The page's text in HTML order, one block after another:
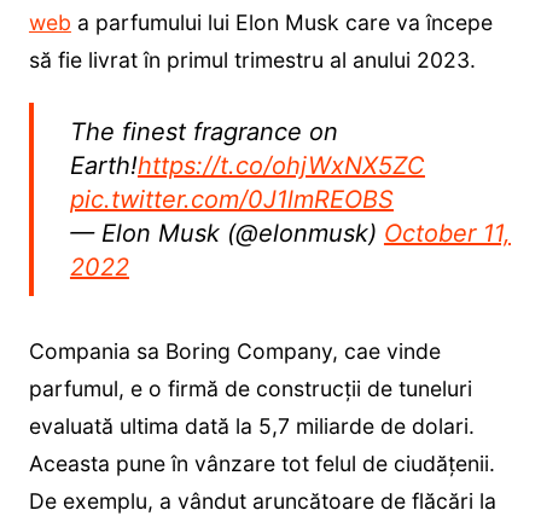
web a parfumului lui Elon Musk care va începe
să fie livrat în primul trimestru al anului 2023.
The finest fragrance on
Earth!https://t.co/ohjWxNX5ZC
pic.twitter.com/0J1lmREOBS
— Elon Musk (@elonmusk) October 11,
2022
Compania sa Boring Company, cae vinde
parfumul, e o firmă de construcții de tuneluri
evaluată ultima dată la 5,7 miliarde de dolari.
Aceasta pune în vânzare tot felul de ciudățenii.
De exemplu, a vândut aruncătoare de flăcări la